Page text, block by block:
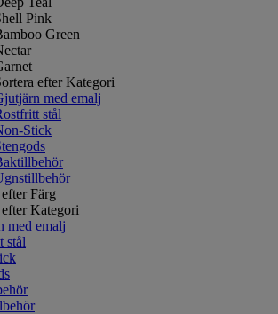
Pink
Green
efter Kategori
med emalj
stål
Stick
Färg
efter Kategori
med emalj
stål